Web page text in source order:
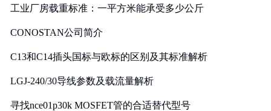
工业厂房载重标准：一平方米能承受多少公斤
CONOSTAN公司简介
C13和C14插头国标与欧标的区别及其标准解析
LGJ-240/30导线参数及载流量解析
寻找nce01p30k MOSFET管的合适替代型号